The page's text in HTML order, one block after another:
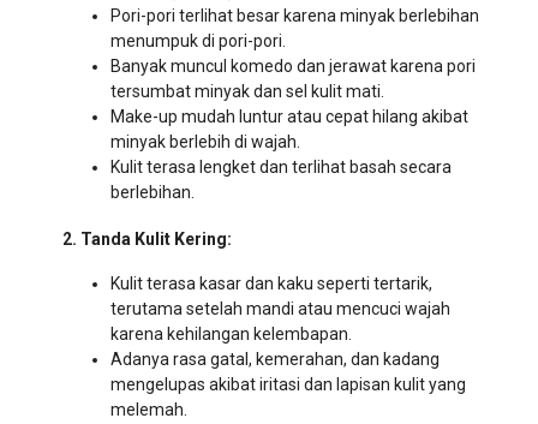
Pori-pori terlihat besar karena minyak berlebihan
menumpuk di pori-pori.
Banyak muncul komedo dan jerawat karena pori
tersumbat minyak dan sel kulit mati.
Make-up mudah luntur atau cepat hilang akibat
minyak berlebih di wajah.
Kulit terasa lengket dan terlihat basah secara
berlebihan.
2. Tanda Kulit Kering:
Kulit terasa kasar dan kaku seperti tertarik,
terutama setelah mandi atau mencuci wajah
karena kehilangan kelembapan.
Adanya rasa gatal, kemerahan, dan kadang
mengelupas akibat iritasi dan lapisan kulit yang
melemah.